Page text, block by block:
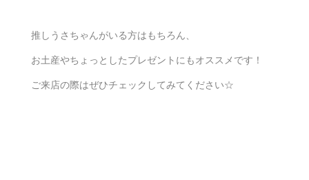
推しうさちゃんがいる方はもちろん、
お土産やちょっとしたプレゼントにもオススメです！
ご来店の際はぜひチェックしてみてください☆